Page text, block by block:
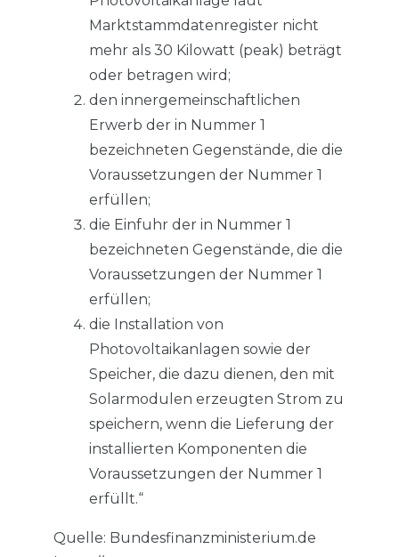
Marktstammdatenregister nicht
mehr als 30 Kilowatt (peak) beträgt
oder betragen wird;
den innergemeinschaftlichen
Erwerb der in Nummer 1
bezeichneten Gegenstände, die die
Voraussetzungen der Nummer 1
erfüllen;
die Einfuhr der in Nummer 1
bezeichneten Gegenstände, die die
Voraussetzungen der Nummer 1
erfüllen;
die Installation von
Photovoltaikanlagen sowie der
Speicher, die dazu dienen, den mit
Solarmodulen erzeugten Strom zu
speichern, wenn die Lieferung der
installierten Komponenten die
Voraussetzungen der Nummer 1
erfüllt.“
Quelle: Bundesfinanzministerium.de